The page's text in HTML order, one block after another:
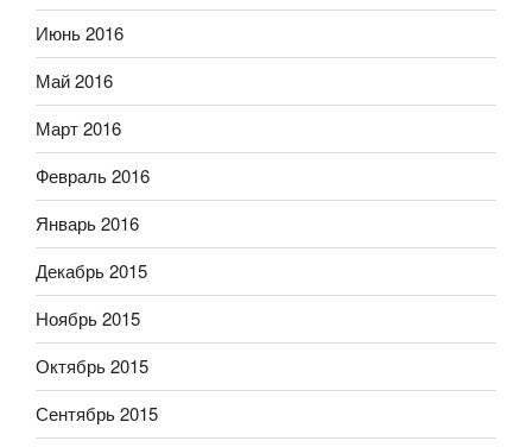
Июнь 2016
Май 2016
Март 2016
Февраль 2016
Январь 2016
Декабрь 2015
Ноябрь 2015
Октябрь 2015
Сентябрь 2015